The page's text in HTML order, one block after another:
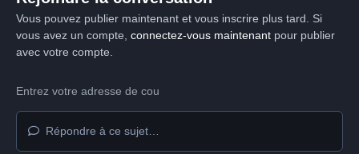
Vous pouvez publier maintenant et vous inscrire plus tard. Si
vous avez un compte, connectez-vous maintenantpour publier
avec votre compte.
Répondre à ce sujet…